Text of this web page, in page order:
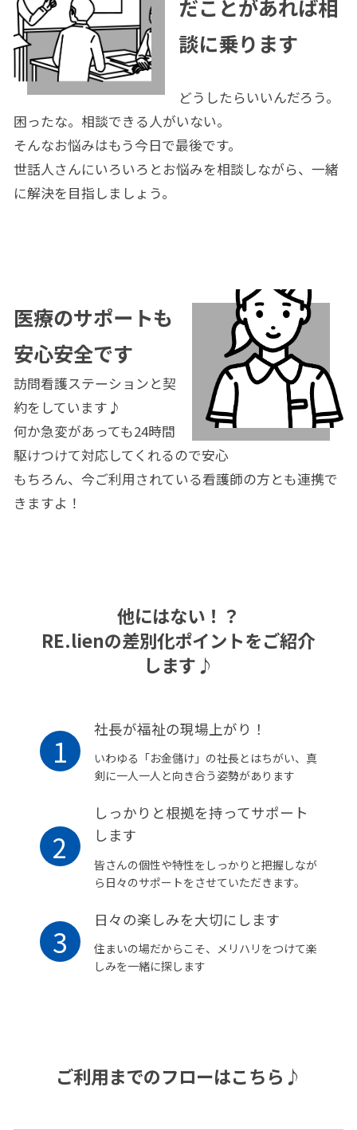
だことがあれば相
談に乗ります
どうしたらいいんだろう。
困ったな。相談できる人がいない。
そんなお悩みはもう今日で最後です。
世話人さんにいろいろとお悩みを相談しながら、一緒
に解決を目指しましょう。
医療のサポートも
安心安全です
訪問看護ステーションと契
約をしています♪
何か急変があっても24時間
駆けつけて対応してくれるので安心
もちろん、今ご利用されている看護師の方とも連携で
きますよ！
他にはない！？
RE.lienの差別化ポイントをご紹介
します♪
社長が福祉の現場上がり！
いわゆる「お金儲け」の社長とはちがい、真
剣に一人一人と向き合う姿勢があります
1
しっかりと根拠を持ってサポート
します
皆さんの個性や特性をしっかりと把握しなが
ら日々のサポートをさせていただきます。
2
日々の楽しみを大切にします
住まいの場だからこそ、メリハリをつけて楽
しみを一緒に探します
3
ご利用までのフローはこちら♪